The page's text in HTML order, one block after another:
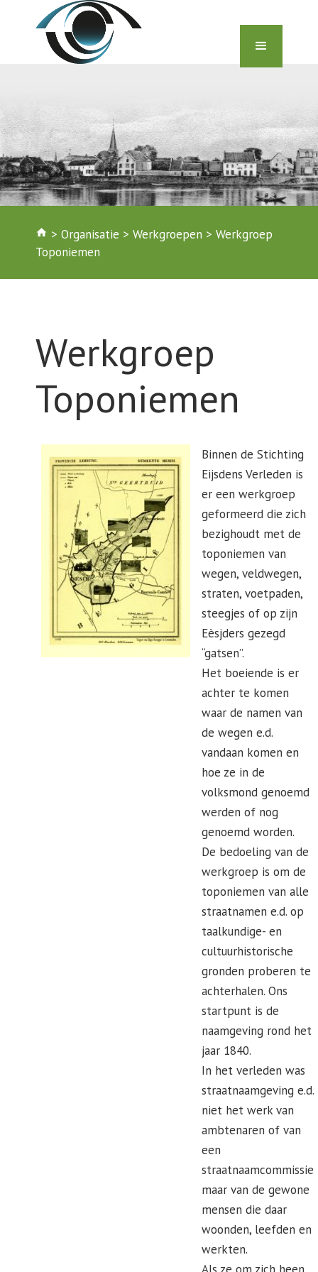
home > Organisatie > Werkgroepen > Werkgroep
Toponiemen
Werkgroep
Toponiemen
Binnen de Stichting
Eijsdens Verleden is
er een werkgroep
geformeerd die zich
bezighoudt met de
toponiemen van
wegen, veldwegen,
straten, voetpaden,
steegjes of op zijn
Eèsjders gezegd
“gatsen”.
Het boeiende is er
achter te komen
waar de namen van
de wegen e.d.
vandaan komen en
hoe ze in de
volksmond genoemd
werden of nog
genoemd worden.
De bedoeling van de
werkgroep is om de
toponiemen van alle
straatnamen e.d. op
taalkundige- en
cultuurhistorische
gronden proberen te
achterhalen. Ons
startpunt is de
naamgeving rond het
jaar 1840.
In het verleden was
straatnaamgeving e.d.
niet het werk van
ambtenaren of van
een
straatnaamcommissie
maar van de gewone
mensen die daar
woonden, leefden en
werkten.